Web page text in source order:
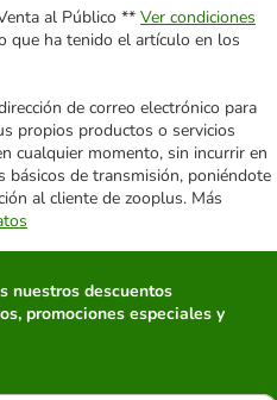
al Público ** Ver condiciones
que ha tenido el artículo en los
de correo electrónico para
propios productos o servicios
cualquier momento, sin incurrir en
de transmisión, poniéndote
al cliente de zooplus. Más
nuestros descuentos
promociones especiales y